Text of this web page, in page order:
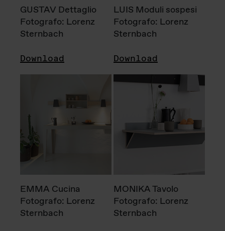
GUSTAV Dettaglio
Fotografo: Lorenz
Sternbach
Download
LUIS Moduli sospesi
Fotografo: Lorenz
Sternbach
Download
EMMA Cucina
Fotografo: Lorenz
Sternbach
MONIKA Tavolo
Fotografo: Lorenz
Sternbach